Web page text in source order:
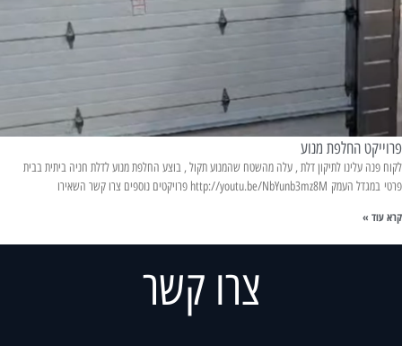
פרוייקט החלפת מנוע
לקוח פנה עלינו לתיקון דלת , עלה מהשטח שהמנוע תקול , בוצע החלפת מנוע לדלת חניה ביתית בבית
פרטי במגדל העמק http://youtu.be/NbYunb3mz8M פרויקטים נוספים צרו קשר השאירו
קרא עוד »
צרו קשר